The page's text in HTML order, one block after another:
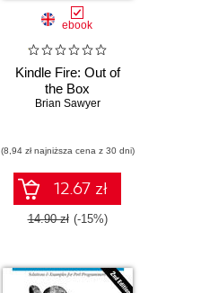
ebook
Kindle Fire: Out of
the Box
Brian Sawyer
(8,94 zł najniższa cena z 30 dni)
12.67 zł
14.90 zł (-15%)